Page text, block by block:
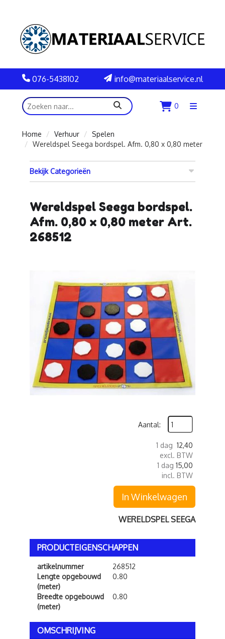
076-5438102 info@materiaalservice.nl
zoeken 0
Menu
Home
Verhuur
Spelen
Wereldspel Seega bordspel. Afm. 0,80 x 0,80 meter
Bekijk Categorieën
Wereldspel Seega bordspel.
Afm. 0,80 x 0,80 meter Art.
268512
Aantal:
1 dag 12,40
excl. BTW
1 dag 15,00
incl. BTW
In Winkelwagen
WERELDSPEL SEEGA
PRODUCTEIGENSCHAPPEN
artikelnummer
268512
Lengte opgebouwd
(meter)
0.80
Breedte opgebouwd
(meter)
0.80
OMSCHRIJVING